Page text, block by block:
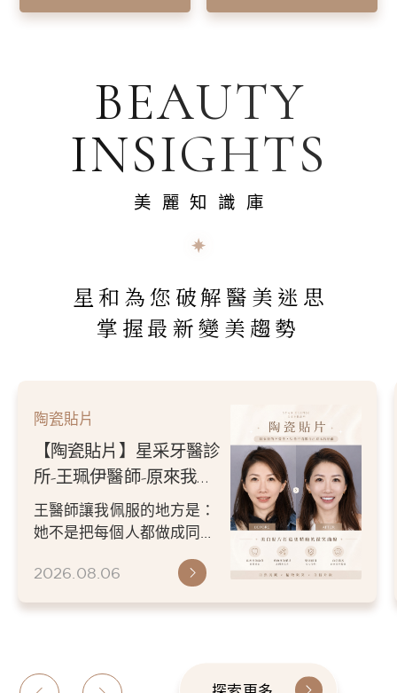
BEAUTY
INSIGHTS
美麗知識庫
星和為您破解醫美迷思
掌握最新變美趨勢
陶瓷貼片
【陶瓷貼片】星采牙醫診
所-王珮伊醫師-原來我的
不愛笑，只是不喜歡自己
原本的牙齒
王醫師讓我佩服的地方是：
她不是把每個人都做成同一
更適合自己的樣子。 現...
2026.08.06